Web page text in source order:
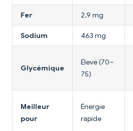
Fer 2,9 mg
Sodium 463 mg
Glycémique
Élevé (70–
75)
Meilleur
pour
Énergie
rapide